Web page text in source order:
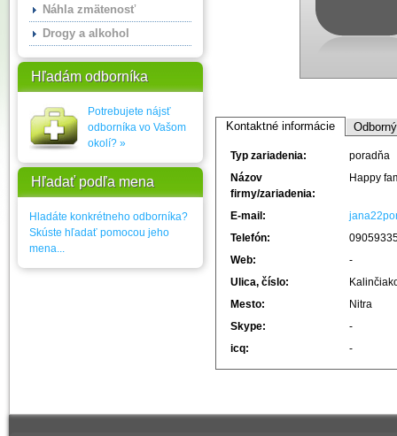
Náhla zmätenosť
Drogy a alkohol
Hľadám odborníka
Potrebujete nájsť
odborníka vo Vašom
okolí? »
Hľadať podľa mena
Hladáte konkrétneho odborníka?
Skúste hľadať pomocou jeho
mena...
Kontaktné informácie
Typ zariadenia:
poradňa
Názov
firmy/zariadenia:
Happy
E-mail:
Telefón:
Web:
-
Ulica, číslo:
Mesto:
Nitra
Skype:
-
icq:
-